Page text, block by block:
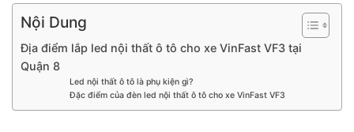
Nội Dung
Địa điểm lắp led nội thất ô tô cho xe VinFast VF3 tại
Quận 8
Led nội thất ô tô là phụ kiện gì?
Đặc điểm của đèn led nội thất ô tô cho xe VinFast VF3